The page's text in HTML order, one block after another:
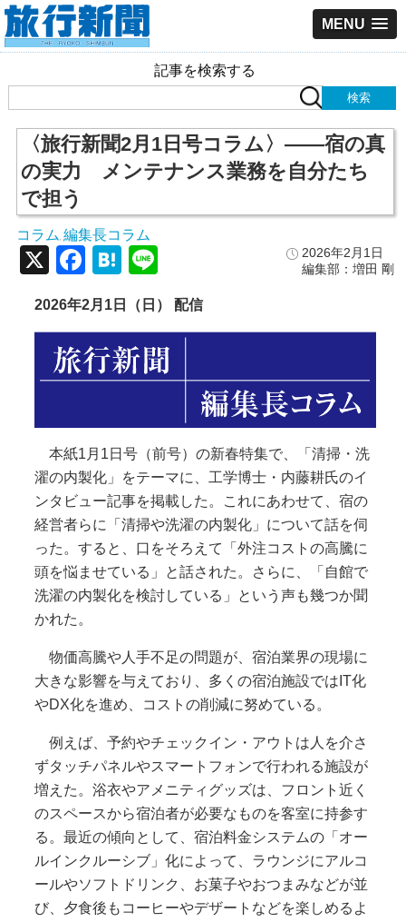
MENU
記事を検索する
〈旅行新聞2月1日号コラム〉――宿の真
の実力 メンテナンス業務を自分たち
で担う
コラム 編集長コラム
2026年2月1日
編集部：増田 剛
X Facebook
Hatena
2026年2月1日（日） 配信
本紙1月1日号（前号）の新春特集で、「清掃・洗
濯の内製化」をテーマに、工学博士・内藤耕氏のイ
ンタビュー記事を掲載した。これにあわせて、宿の
経営者らに「清掃や洗濯の内製化」について話を伺
った。すると、口をそろえて「外注コストの高騰に
頭を悩ませている」と話された。さらに、「自館で
洗濯の内製化を検討している」という声も幾つか聞
かれた。
物価高騰や人手不足の問題が、宿泊業界の現場に
大きな影響を与えており、多くの宿泊施設ではIT化
やDX化を進め、コストの削減に努めている。
例えば、予約やチェックイン・アウトは人を介さ
ずタッチパネルやスマートフォンで行われる施設が
増えた。浴衣やアメニティグッズは、フロント近く
のスペースから宿泊者が必要なものを客室に持参す
る。最近の傾向として、宿泊料金システムの「オー
ルインクルーシブ」化によって、ラウンジにアルコ
ールやソフトドリンク、お菓子やおつまみなどが並
び、夕食後もコーヒーやデザートなどを楽しめるよ